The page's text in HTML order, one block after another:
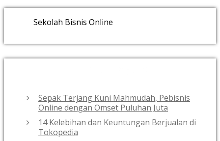
Sekolah Bisnis Online
Sepak Terjang Kuni Mahmudah, Pebisnis
Online dengan Omset Puluhan Juta
14 Kelebihan dan Keuntungan Berjualan di
Tokopedia